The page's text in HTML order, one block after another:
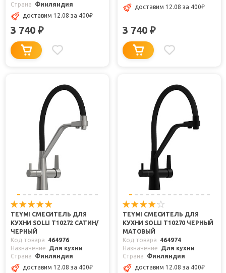
Страна
Финляндия
доставим 12.08 за 400₽
3 740 ₽
доставим 12.08 за 400₽
3 740 ₽
TEYMI СМЕСИТЕЛЬ ДЛЯ
КУХНИ SOLLI T10272 САТИН/
ЧЕРНЫЙ
Код товара
464976
Назначение
Для кухни
Страна
Финляндия
доставим 12.08 за 400₽
TEYMI СМЕСИТЕЛЬ ДЛЯ
КУХНИ SOLLI T10270 ЧЕРНЫЙ
МАТОВЫЙ
Код товара
464974
Назначение
Для кухни
Страна
Финляндия
доставим 12.08 за 400₽